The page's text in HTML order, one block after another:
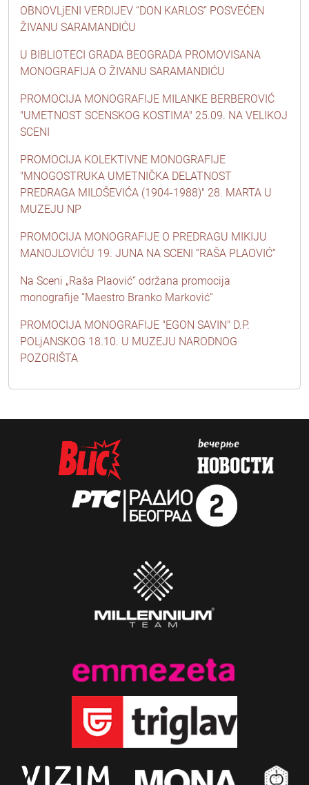
OBNOVLjENI VERDIJEV “DON KARLOS” POSVEĆEN
ŽIVANU SARAMANDIĆU
U BIBLIOTECI GRADA BEOGRADA PROMOVISANA
MONOGRAFIJA O ŽIVANU SARAMANDIĆU
PROMOCIJA MONOGRAFIJE MILANKE BERBEROVIĆ
"UMETNOST SCENSKOG KOSTIMA" 25.09. NA VELIKOJ
SCENI
PROMOCIJA KOLEKTIVNE MONOGRAFIJE
"MNOGOSTRUKA UMETNIČKA DELATNOST
PREDRAGA MILOŠEVIĆA (1904-1988)" 28. MARTA U
MUZEJU NP
PROMOCIJA MONOGRAFIJE O PREDRAGU MIKIJU
MANOJLOVIĆU 19. JUNA NA SCENI “RAŠA PLAOVIĆ”
Na Sceni „Raša Plaović“ održana promocija
monografije “Maestro Branko Marković“
PROMOCIJA MONOGRAFIJE "EGON SAVIN" D.P.
POLjANSKOG 18.10. U MUZEJU NARODNOG
POZORIŠTA